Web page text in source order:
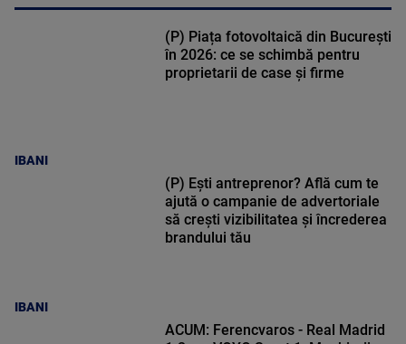
IBANI
(P) Piața fotovoltaică din București
în 2026: ce se schimbă pentru
proprietarii de case și firme
IBANI
(P) Ești antreprenor? Află cum te
ajută o campanie de advertoriale
să crești vizibilitatea și încrederea
brandului tău
ACUM: Ferencvaros - Real Madrid